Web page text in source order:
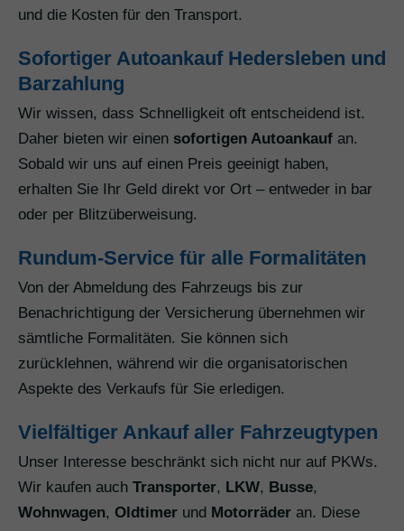
und die Kosten für den Transport.
Sofortiger Autoankauf Hedersleben und
Barzahlung
Wir wissen, dass Schnelligkeit oft entscheidend ist.
Daher bieten wir einen sofortigen Autoankauf an.
Sobald wir uns auf einen Preis geeinigt haben,
erhalten Sie Ihr Geld direkt vor Ort – entweder in bar
oder per Blitzüberweisung.
Rundum-Service für alle Formalitäten
Von der Abmeldung des Fahrzeugs bis zur
Benachrichtigung der Versicherung übernehmen wir
sämtliche Formalitäten. Sie können sich
zurücklehnen, während wir die organisatorischen
Aspekte des Verkaufs für Sie erledigen.
Vielfältiger Ankauf aller Fahrzeugtypen
Unser Interesse beschränkt sich nicht nur auf PKWs.
Wir kaufen auch Transporter, LKW, Busse,
Wohnwagen, Oldtimer und Motorräder an. Diese